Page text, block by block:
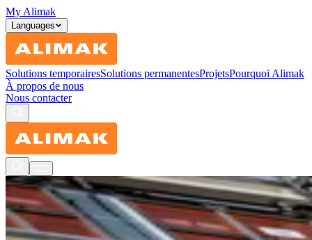
My Alimak
Languages
Solutions temporairesSolutions permanentesProjetsPourquoi Alimak
À propos de nous
Nous contacter